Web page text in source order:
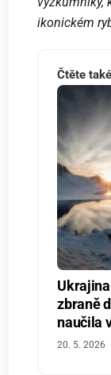
ikonickém
Čtěte také
zbraně
naučila
20. 5. 2026